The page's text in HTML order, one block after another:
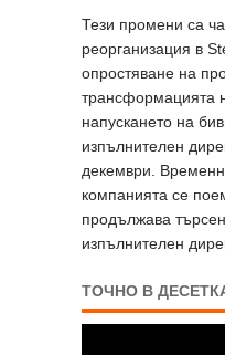
Тези промени са
реорганизация в
опростяване на
трансформацията
напускането на
изпълнителен
декември.
компанията се
продължава
изпълнителен
ТОЧНО В